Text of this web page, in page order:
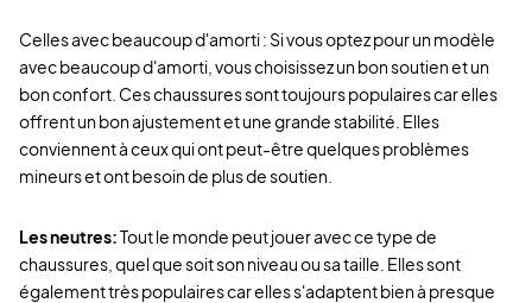
Celles avec beaucoup d'amorti : Si vous optez pour un modèle
avec beaucoup d'amorti, vous choisissez un bon soutien et un
bon confort. Ces chaussures sont toujours populaires car elles
offrent un bon ajustement et une grande stabilité. Elles
conviennent à ceux qui ont peut-être quelques problèmes
mineurs et ont besoin de plus de soutien.
Les neutres:Tout le monde peut jouer avec ce type de
chaussures, quel que soit son niveau ou sa taille. Elles sont
également très populaires car elles s'adaptent bien à presque